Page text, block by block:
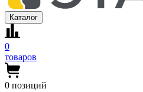
Каталог
0
товаров
0 позиций